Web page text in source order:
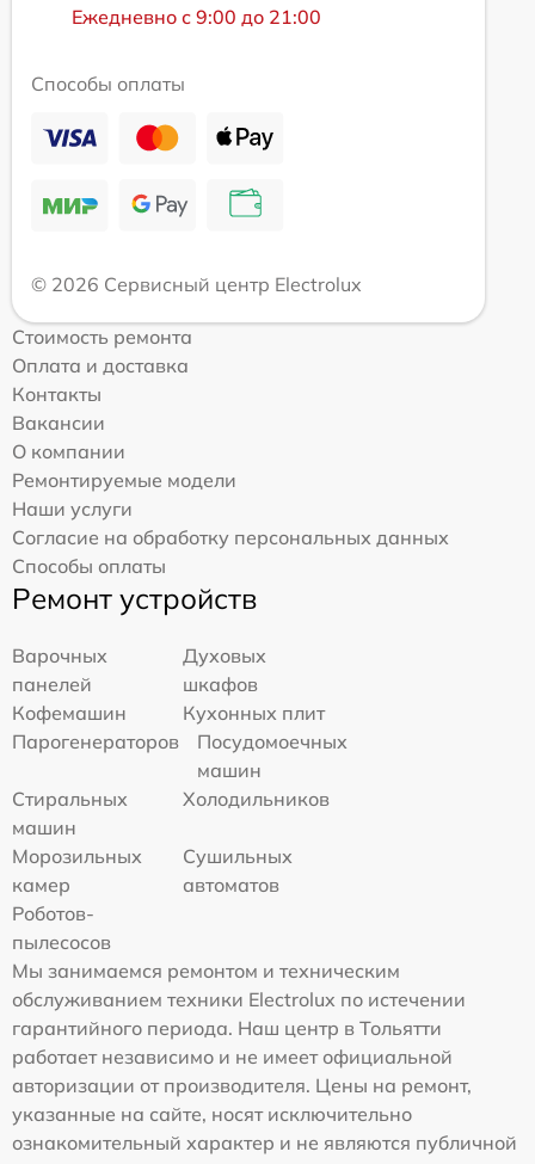
Ежедневно с 9:00 до 21:00
Способы оплаты
© 2026 Сервисный центр Electrolux
Стоимость ремонта
Оплата и доставка
Контакты
Вакансии
О компании
Ремонтируемые модели
Наши услуги
Согласие на обработку персональных данных
Способы оплаты
Ремонт устройств
Варочных
панелей
Духовых
шкафов
Кофемашин
Кухонных плит
Парогенераторов
Посудомоечных
машин
Стиральных
машин
Холодильников
Морозильных
камер
Сушильных
автоматов
Роботов-
пылесосов
Мы занимаемся ремонтом и техническим
обслуживанием техники Electrolux по истечении
гарантийного периода. Наш центр в Тольятти
работает независимо и не имеет официальной
авторизации от производителя. Цены на ремонт,
указанные на сайте, носят исключительно
ознакомительный характер и не являются публичной